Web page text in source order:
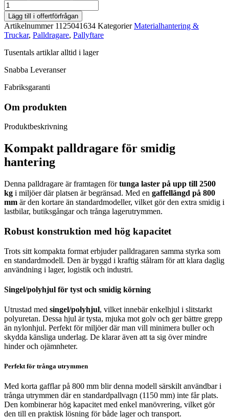
Lägg till i offertförfrågan
Artikelnummer 1125041634 Kategorier Materialhantering &
Truckar, Palldragare, Pallyftare
Tusentals artiklar alltid i lager
Snabba Leveranser
Fabriksgaranti
Om produkten
Produktbeskrivning
Kompakt palldragare för smidig
hantering
Denna palldragare är framtagen förtunga laster på upp till 2500
kg i miljöer där platsen är begränsad. Med en gaffellängd på 800
mm är den kortare än standardmodeller, vilket gör den extra smidig i
lastbilar, butiksgångar och trånga lagerutrymmen.
Robust konstruktion med hög kapacitet
Trots sitt kompakta format erbjuder palldragaren samma styrka som
en standardmodell. Den är byggd i kraftig stålram för att klara daglig
användning i lager, logistik och industri.
Singel/polyhjul för tyst och smidig körning
Utrustad med singel/polyhjul, vilket innebär enkelhjul i slitstarkt
polyuretan. Dessa hjul är tysta, mjuka mot golv och ger bättre grepp
än nylonhjul. Perfekt för miljöer där man vill minimera buller och
skydda känsliga underlag. De klarar även att ta sig över mindre
hinder och ojämnheter.
Perfekt för trånga utrymmen
Med korta gafflar på 800 mm blir denna modell särskilt användbar i
trånga utrymmen där en standardpallvagn (1150 mm) inte får plats.
Den kombinerar hög kapacitet med enkel manövrering, vilket gör
den till en praktisk lösning för både lager och transport.